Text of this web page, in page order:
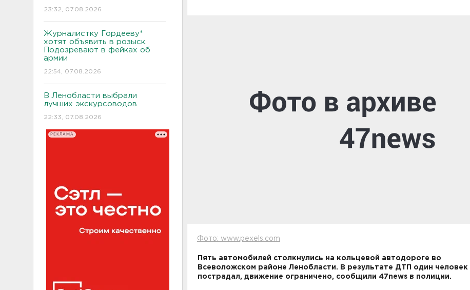
23:32, 07.08.2026
Журналистку Гордееву*
хотят объявить в розыск.
Подозревают в фейках об
армии
22:54, 07.08.2026
В Ленобласти выбрали
лучших экскурсоводов
22:33, 07.08.2026
РЕКЛАМА
Фото: www.pexels.com
Пять автомобилей столкнулись на кольцевой автодороге во
Всеволожском районе Ленобласти. В результате ДТП один человек
пострадал, движение ограничено, сообщили 47news в полиции.